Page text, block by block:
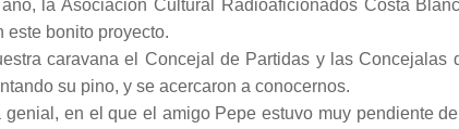
la Asociación Cultural Radioaficionados Costa
este bonito proyecto.
caravana el Concejal de Partidas y las Concejalas
su pino, y se acercaron a conocernos.
genial, en el que el amigo Pepe estuvo muy pendiente